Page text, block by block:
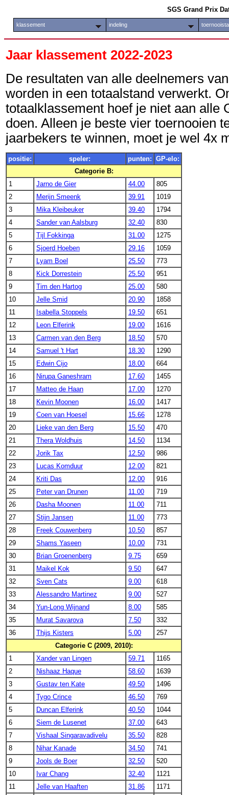
SGS Grand Prix
klassement indeling
Jaar klassement 2022-2023
De resultaten van alle deelnemers
worden in een totaalstand verwerkt.
totaalklassement hoef je niet aan alle
doen. Alleen je beste vier toernooien
jaarbekers te winnen, moet je wel 4x
positie: speler: punten: GP-elo:
Categorie B:
1
Jarno de Gier 44.00
805
2
Merijn Smeenk 39.91
1019
3
Mika Kleibeuker 39.40
1794
4
Sander van Aalsburg 32.40
830
5
Tijl Fokkinga 31.00
1275
6
Sjoerd Hoeben 29.16
1059
7
Lyam Boel 25.50
773
8
Kick Dorrestein 25.50
951
9
Tim den Hartog 25.00
580
10
Jelle Smid 20.90
1858
11
Isabella Stoppels 19.50
651
12
Leon Elferink 19.00
1616
13
Carmen van den Berg 18.50
570
14
Samuel 't Hart 18.30
1290
15
Edwin Cijo 18.00
664
16
Nirupa Ganeshram 17.60
1455
17
Matteo de Haan 17.00
1270
18
Kevin Moonen 16.00
1417
19
Coen van Hoesel 15.66
1278
20
Lieke van den Berg 15.50
470
21
Thera Woldhuis 14.50
1134
22
Jorik Tax 12.50
986
23
Lucas Komduur 12.00
821
24
Kriti Das 12.00
916
25
Peter van Drunen 11.00
719
26
Dasha Moonen 11.00
711
27
Stijn Jansen 11.00
773
28
Freek Couwenberg 10.50
857
29
Shams Yaseen 10.00
731
30
Brian Groenenberg 9.75
659
31
Maikel Kok 9.50
647
32
Sven Cats 9.00
618
33
Alessandro Martinez 9.00
527
34
Yun-Long Wijnand 8.00
585
35
Murat Savarova 7.50
332
36
Thijs Kisters 5.00
257
Categorie C (2009, 2010):
1
Xander van Lingen 59.71
1165
2
Nishaaz Haque 58.60
1639
3
Gustav ten Kate 49.50
1496
4
Tygo Crince 46.50
769
5
Duncan Elferink 40.50
1044
6
Siem de Lusenet 37.00
643
7
Vishaal Singaravadivelu 35.50
828
8
Nihar Kanade 34.50
741
9
Jools de Boer 32.50
520
10
Ivar Chang 32.40
1121
11
Jelle van Haaften 31.86
1171